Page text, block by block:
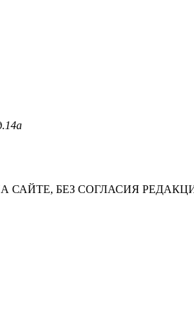
БЕЗ СОГЛАСИЯ